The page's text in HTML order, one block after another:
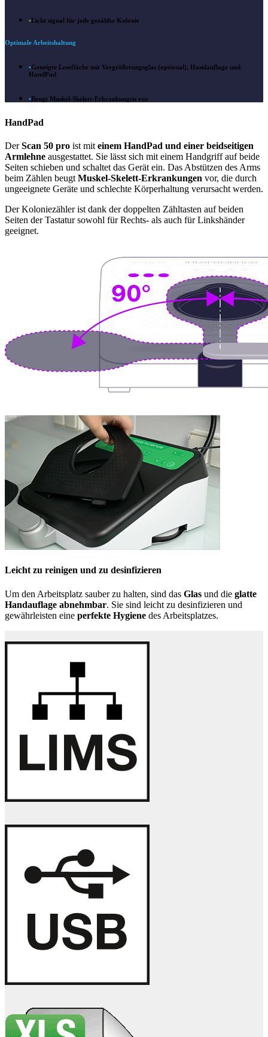
•Licht signal für jede gezählte Kolonie
Optimale Arbeitshaltung
•Geneigte Lesefläche mit Vergrößerungsglas (optional), Handauflage und
HandPad
•Beugt Muskel-Skelett-Erkrankungen vor
HandPad
DerScan 50 pro ist mit einem HandPad und einer beidseitigen
Armlehne ausgestattet. Sie lässt sich mit einem Handgriff auf beide
Seiten schieben und schaltet das Gerät ein. Das Abstützen des Arms
beim Zählen beugt Muskel-Skelett-Erkrankungen vor, die durch
ungeeignete Geräte und schlechte Körperhaltung verursacht werden.
Der Koloniezähler ist dank der doppelten Zähltasten auf beiden
Seiten der Tastatur sowohl für Rechts- als auch für Linkshänder
geeignet.
Leicht zu reinigen und zu desinfizieren
Um den Arbeitsplatz sauber zu halten, sind das Glas und die glatte
Handauflage abnehmbar. Sie sind leicht zu desinfizieren und
gewährleisten eine perfekte Hygiene des Arbeitsplatzes.